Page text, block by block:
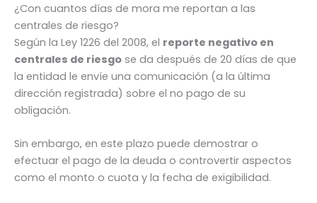
¿Con cuantos días de mora me reportan a las
centrales de riesgo?
Según la Ley 1226 del 2008, el reporte negativo en
centrales de riesgo se da después de 20 días de que
la entidad le envíe una comunicación (a la última
dirección registrada) sobre el no pago de su
obligación.
Sin embargo, en este plazo puede demostrar o
efectuar el pago de la deuda o controvertir aspectos
como el monto o cuota y la fecha de exigibilidad.